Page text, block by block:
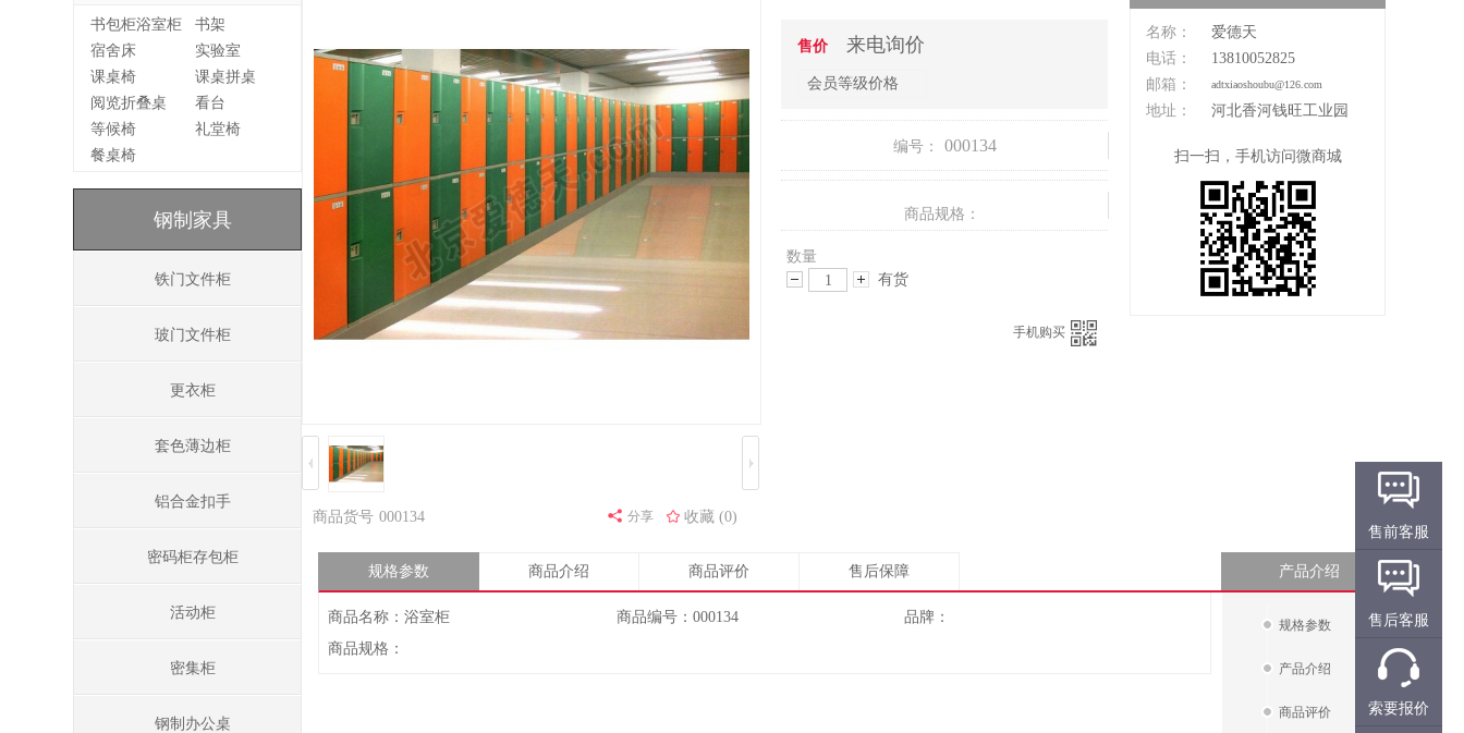
书包柜浴室柜
书架
宿舍床
实验室
课桌椅
课桌拼桌
阅览折叠桌
看台
等候椅
礼堂椅
餐桌椅
钢制家具
铁门文件柜
玻门文件柜
更衣柜
套色薄边柜
铝合金扣手
密码柜存包柜
活动柜
密集柜
钢制办公桌
商品货号 000134 收藏 (0)
分享
售价 来电询价
会员等级价格
编号： 000134
商品规格：
数量
有货
手机购买
名称：
爱德天
电话：
13810052825
邮箱：
adtxiaoshoubu@126.com
地址： 河北香河钱旺工业园
扫一扫，手机访问微商城
规格参数 商品介绍 商品评价 售后保障 产品介绍
规格参数
产品介绍
商品评价
商品名称：浴室柜 商品编号：000134
品牌：
商品规格：
售前客服
售后客服
索要报价